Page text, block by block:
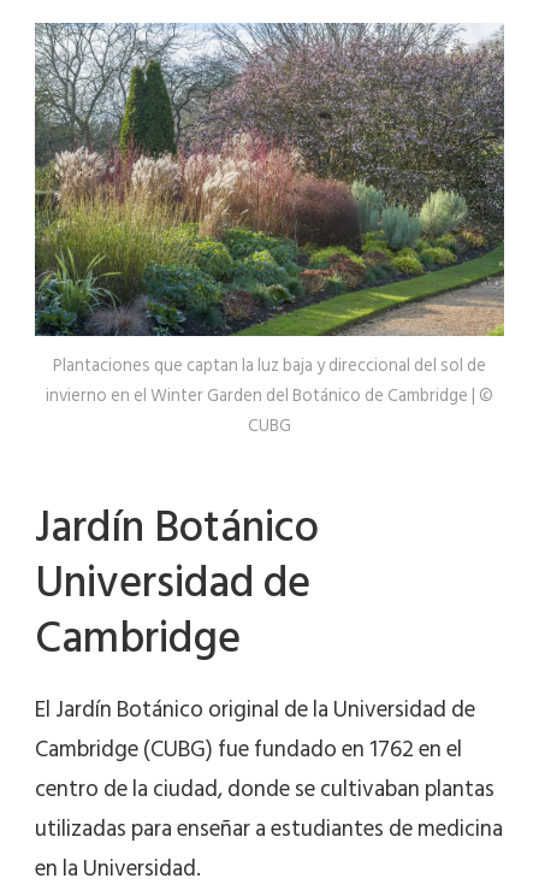
Plantaciones que captan la luz baja y direccional del sol de
invierno en el Winter Garden del Botánico de Cambridge | ©
CUBG
Jardín Botánico
Universidad de
Cambridge
El Jardín Botánico original de la Universidad de
Cambridge (CUBG) fue fundado en 1762 en el
centro de la ciudad, donde se cultivaban plantas
utilizadas para enseñar a estudiantes de medicina
en la Universidad.